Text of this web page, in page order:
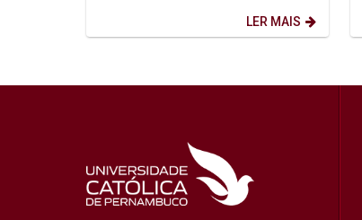
de agosto) firma-se como...LER MAIS